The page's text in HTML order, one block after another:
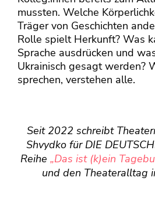
mussten. Welche
Träger von Geschichten
Rolle spielt Herkunft? Was
Sprache ausdrücken und
Ukrainisch gesagt werden?
sprechen, verstehen alle.
Seit 2022 schreibt
Shvydko für DIE
Reihe „Das ist (k)ein
und den Theateralltag